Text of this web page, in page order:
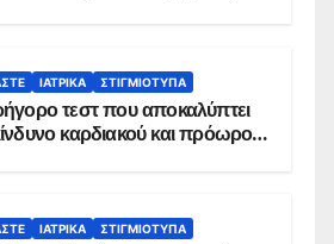
ΙΑΤΡΙΚΆ ΣΤΙΓΜΙΌΤΥΠΑ
τεστ που αποκαλύπτει
καρδιακού και πρόωρου
ΙΑΤΡΙΚΆ ΣΤΙΓΜΙΌΤΥΠΑ